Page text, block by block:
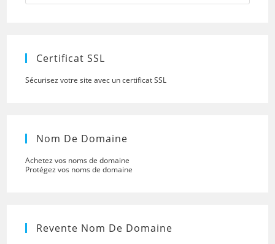
to
Certificat SSL
Sécurisez votre site avec un certificat SSL
Nom De Domaine
Achetez vos noms de domaine
Protégez vos noms de domaine
Revente Nom De Domaine